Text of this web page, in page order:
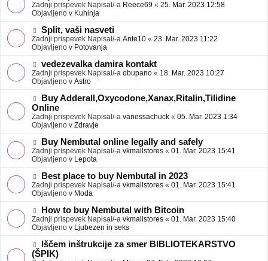
e
b
j
a
v
e
o
v
e
o
b
j
a
v
e
Zadnji prispevek Napisal/-a Reece69 « 25. Mar. 2023 12:58
Objavljeno v Kuhinja
N
o
v
e
o
b
j
a
v
e
Split, vaši nasveti
Zadnji prispevek Napisal/-a Ante10 « 23. Mar. 2023 11:22
Objavljeno v Potovanja
N
o
v
e
o
b
j
a
v
e
vedezevalka damira kontakt
Zadnji prispevek Napisal/-a obupano « 18. Mar. 2023 10:27
Objavljeno v Astro
N
o
v
e
o
b
j
a
v
e
Buy Adderall,Oxycodone,Xanax,Ritalin,Tilidine
Online
Zadnji prispevek Napisal/-a vanessachuck « 05. Mar. 2023 1:34
Objavljeno v Zdravje
N
o
v
e
o
b
j
a
v
e
Buy Nembutal online legally and safely
Zadnji prispevek Napisal/-a vkmallstores « 01. Mar. 2023 15:41
Objavljeno v Lepota
N
o
v
e
o
b
j
a
v
e
Best place to buy Nembutal in 2023
Zadnji prispevek Napisal/-a vkmallstores « 01. Mar. 2023 15:41
Objavljeno v Moda
N
o
v
e
o
b
How to buy Nembutal with Bitcoin
Zadnji prispevek Napisal/-a vkmallstores « 01. Mar. 2023 15:40
Objavljeno v Ljubezen in seks
N
o
Iščem inštrukcije za smer BIBLIOTEKARSTVO
(ŠPIK)